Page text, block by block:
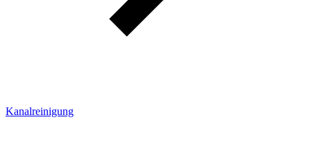
Kanalreinigung